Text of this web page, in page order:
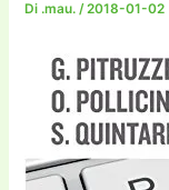
Di .mau./2018-01-02